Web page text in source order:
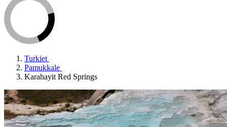
Turkiet
Pamukkale
Karahayit Red Springs